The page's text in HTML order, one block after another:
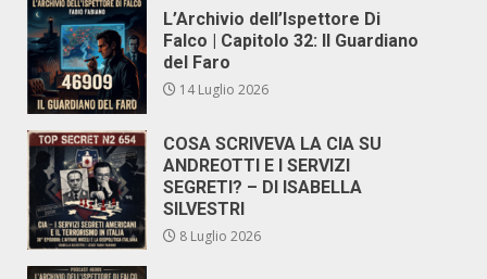
L’Archivio dell’Ispettore Di
Falco | Capitolo 32: Il Guardiano
del Faro
14 Luglio 2026
COSA SCRIVEVA LA CIA SU
ANDREOTTI E I SERVIZI
SEGRETI? – DI ISABELLA
SILVESTRI
8 Luglio 2026